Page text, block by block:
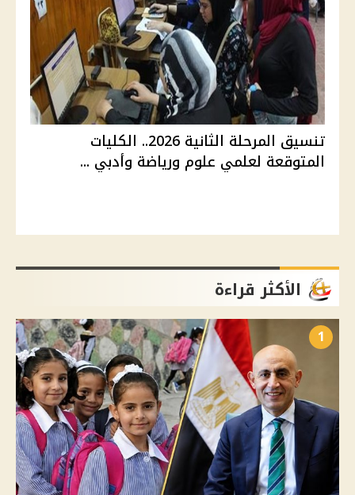
تنسيق المرحلة الثانية 2026.. الكليات
المتوقعة لعلمي علوم ورياضة وأدبي ...
الأكثر قراءة
1